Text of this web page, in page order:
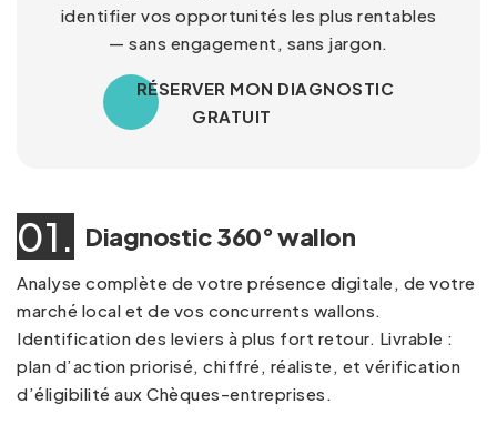
identifier vos opportunités les plus rentables
— sans engagement, sans jargon.
RÉSERVER MON DIAGNOSTIC
GRATUIT
01. Diagnostic 360° wallon
Analyse complète de votre présence digitale, de votre
marché local et de vos concurrents wallons.
Identification des leviers à plus fort retour. Livrable :
plan d’action priorisé, chiffré, réaliste, et vérification
d’éligibilité aux Chèques-entreprises.